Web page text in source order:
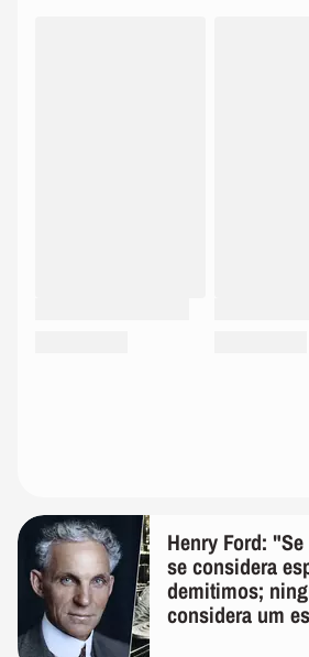
Henry Ford:
se considera
demitimos;
considera um